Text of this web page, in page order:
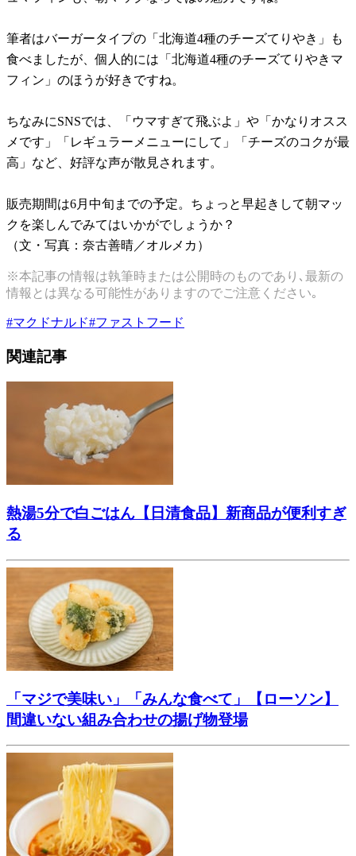
筆者はバーガータイプの「北海道4種のチーズてりやき」も
食べましたが、個人的には「北海道4種のチーズてりやきマ
フィン」のほうが好きですね。
ちなみにSNSでは、「ウマすぎて飛ぶよ」や「かなりオスス
メです」「レギュラーメニューにして」「チーズのコクが最
高」など、好評な声が散見されます。
販売期間は6月中旬までの予定。ちょっと早起きして朝マッ
クを楽しんでみてはいかがでしょうか？
（文・写真：奈古善晴／オルメカ）
※本記事の情報は執筆時または公開時のものであり､最新の
情報とは異なる可能性がありますのでご注意ください｡
#マクドナルド#ファストフード
関連記事
熱湯5分で白ごはん【日清食品】新商品が便利すぎ
る
「マジで美味い」「みんな食べて」【ローソン】
間違いない組み合わせの揚げ物登場